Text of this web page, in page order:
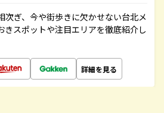
次ぎ、今や街歩きに欠かせない台北メ
きスポットや注目エリアを徹底紹介し
詳細を見る